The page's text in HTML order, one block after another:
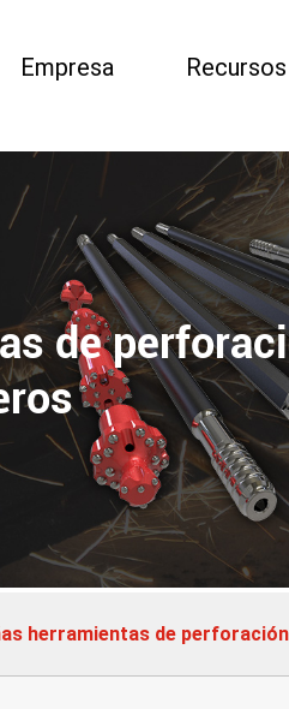
Empresa Recursos
de
herramientas de